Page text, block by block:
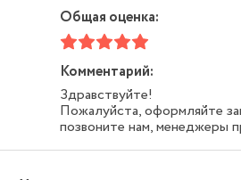
Общая оценка:
Комментарий:
Здравствуйте!
Пожалуйста, оформляйте
позвоните нам, менеджеры